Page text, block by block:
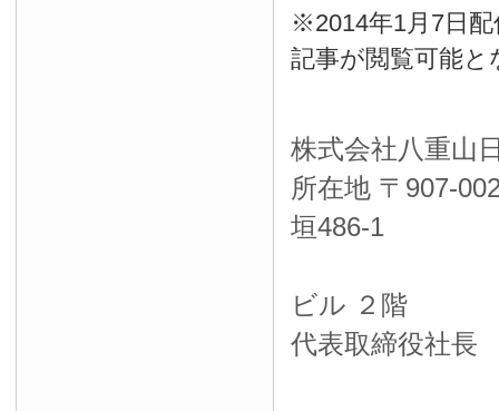
※2014年1月7日
記事が閲覧可能
株式会社八重山
所在地 〒 907-
垣486-1
ビル ２階
代表取締役社